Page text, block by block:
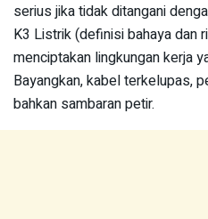
serius jika tidak ditangani
K3 Listrik (definisi bahaya dan
menciptakan lingkungan kerja
Bayangkan, kabel terkelupas,
bahkan sambaran petir.